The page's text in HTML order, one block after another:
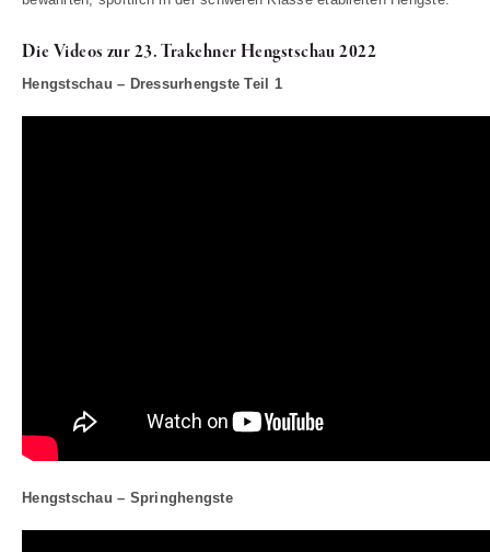
Die Videos zur 23. Trakehner Hengstschau 2022
Hengstschau – Dressurhengste Teil 1
Hengstschau – Springhengste